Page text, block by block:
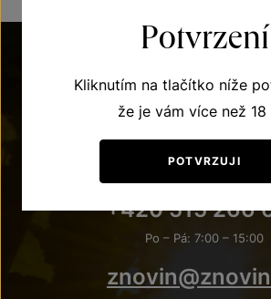
POTŘEBUJETE
+420 515 266
Po – Pá: 7:00 – 15:00
Potvrzení
Kliknutím na tlačítko níže
že je vám více než 18
POTVRZUJI